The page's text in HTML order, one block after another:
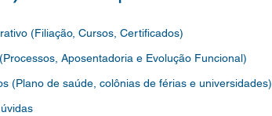
(Filiação, Cursos, Certificados)
Aposentadoria e Evolução Funcional)
(Plano de saúde, colônias de férias e universidades)